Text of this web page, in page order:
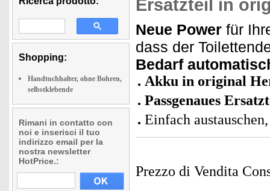
Shopping:
Handtuchhalter, ohne Bohren,
selbstklebende
Rimani in contatto con
noi e inserisci il tuo
indirizzo email per la
nostra newsletter
HotPrice.:
Ersatzteil in
Neue Power für
dass der
Bedarf
Akku in original
Passgenaues
Einfach
Prezzo di Vendita